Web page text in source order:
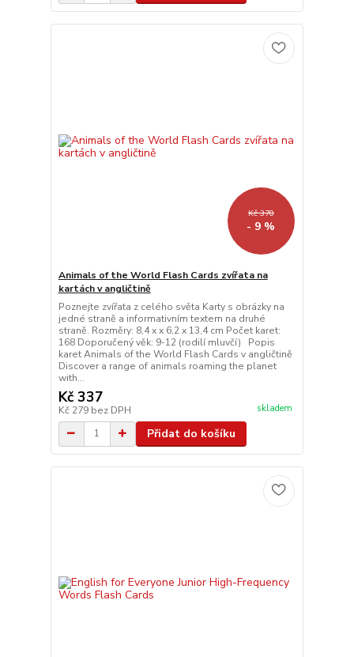
Kč 370
- 9 %
Animals of the World Flash Cards zvířata na
kartách v angličtině
Poznejte zvířata z celého světa Karty s obrázky na
jedné straně a informativním textem na druhé
straně. Rozměry: 8,4 x x 6,2 x 13,4 cm Počet karet:
168 Doporučený věk: 9-12 (rodilí mluvčí) Popis
karet Animals of the World Flash Cards v angličtině
Discover a range of animals roaming the planet
with...
Kč 337
Kč 279 bez DPH skladem
Přidat do košíku